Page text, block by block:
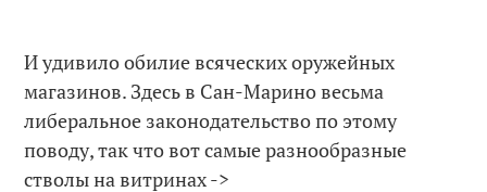
И удивило обилие всяческих оружейных
магазинов. Здесь в Сан-Марино весьма
либеральное законодательство по этому
поводу, так что вот самые разнообразные
стволы на витринах ->